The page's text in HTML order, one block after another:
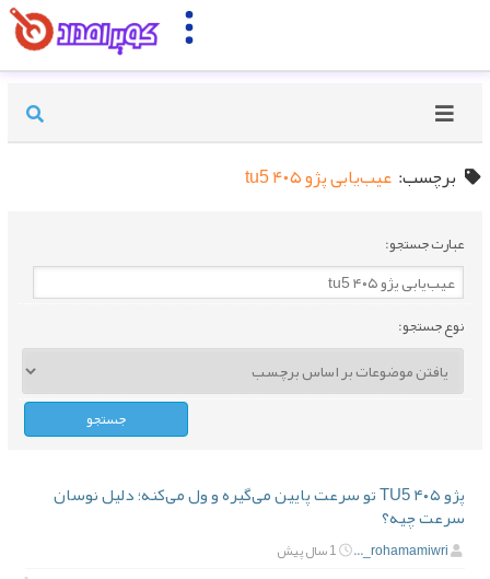
برچسب:عیب‌یابی پژو ۴۰۵ tu5
عبارت جستجو:
نوع جستجو:
پژو ۴۰۵ TU5 تو سرعت پایین می‌گیره و ول می‌کنه؛ دلیل نوسان
سرعت چیه؟
rohamamiwri_... 1 سال پیش